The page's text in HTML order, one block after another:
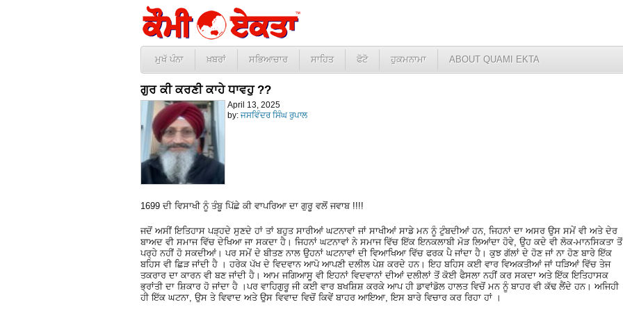
ਮੁਖੱ ਪੰਨਾ ਖ਼ਬਰਾਂ ਸਭਿਆਚਾਰ ਸਾਹਿਤ ਫੋਟੋ ਹੁਕਮਨਾਮਾ ABOUT QUAMI EKTA
ਗੁਰ ਕੀ ਕਰਣੀ ਕਾਹੇ ਧਾਵਹੁ ??
April 13, 2025
by: ਜਸਵਿੰਦਰ ਸਿੰਘ ਰੁਪਾਲ
1699 ਦੀ ਵਿਸਾਖੀ ਨੂੰ ਤੰਬੂ ਪਿੱਛੇ ਕੀ ਵਾਪਰਿਆ ਦਾ ਗੁਰੂ ਵਲੋਂ ਜਵਾਬ !!!!
ਜਦੋਂ ਅਸੀਂ ਇਤਿਹਾਸ ਪੜ੍ਹਦੇ ਸੁਣਦੇ ਹਾਂ ਤਾਂ ਬਹੁਤ ਸਾਰੀਆਂ ਘਟਨਾਵਾਂ ਜਾਂ ਸਾਖੀਆਂ ਸਾਡੇ ਮਨ ਨੂੰ ਟੁੰਬਦੀਆਂ ਹਨ, ਜਿਹਨਾਂ ਦਾ ਅਸਰ ਉਸ ਸਮੇਂ ਵੀ ਅਤੇ ਦੇਰ
ਬਾਅਦ ਵੀ ਸਮਾਜ ਵਿੱਚ ਦੇਖਿਆ ਜਾ ਸਕਦਾ ਹੈ। ਜਿਹਨਾਂ ਘਟਨਾਵਾਂ ਨੇ ਸਮਾਜ ਵਿੱਚ ਇੱਕ ਇਨਕਲਾਬੀ ਮੋੜ ਲਿਆਂਦਾ ਹੋਵੇ, ਉਹ ਕਦੇ ਵੀ ਲੋਕ-ਮਾਨਸਿਕਤਾ ਤੋਂ
ਪਰ੍ਹੇ ਨਹੀਂ ਹੋ ਸਕਦੀਆਂ। ਪਰ ਸਮੇਂ ਦੇ ਬੀਤਣ ਨਾਲ ਉਹਨਾਂ ਘਟਨਾਵਾਂ ਦੀ ਵਿਆਖਿਆ ਵਿੱਚ ਫਰਕ ਪੈ ਜਾਂਦਾ ਹੈ। ਕੁਝ ਗੱਲਾਂ ਦੇ ਹੋਣ ਜਾਂ ਨਾ ਹੋਣ ਬਾਰੇ ਇੱਕ
ਬਹਿਸ ਵੀ ਛਿੜ ਜਾਂਦੀ ਹੈ । ਹਰੇਕ ਪੱਖ ਦੇ ਵਿਦਵਾਨ ਆਪੋ ਆਪਣੀ ਦਲੀਲ ਪੇਸ਼ ਕਰਦੇ ਹਨ। ਇਹ ਬਹਿਸ ਕਈ ਵਾਰ ਵਿਅਕਤੀਆਂ ਜਾਂ ਧੜਿਆਂ ਵਿੱਚ ਤੇਜ
ਤਕਰਾਰ ਦਾ ਕਾਰਨ ਵੀ ਬਣ ਜਾਂਦੀ ਹੈ। ਆਮ ਜਗਿਆਸੂ ਵੀ ਇਹਨਾਂ ਵਿਦਵਾਨਾਂ ਦੀਆਂ ਦਲੀਲਾਂ ਤੋਂ ਕੋਈ ਫੈਸਲਾ ਨਹੀਂ ਕਰ ਸਕਦਾ ਅਤੇ ਇੱਕ ਇਤਿਹਾਸਕ
ਭ੍ਰਾਂਤੀ ਦਾ ਸ਼ਿਕਾਰ ਹੋ ਜਾਂਦਾ ਹੈ ।ਪਰ ਵਾਹਿਗੁਰੂ ਜੀ ਕਈ ਵਾਰ ਬਖਸ਼ਿਸ਼ ਕਰਕੇ ਆਪ ਹੀ ਡਾਵਾਂਡੋਲ ਹਾਲਤ ਵਿਚੋਂ ਮਨ ਨੂੰ ਬਾਹਰ ਵੀ ਕੱਢ ਲੈਂਦੇ ਹਨ। ਅਜਿਹੀ
ਹੀ ਇੱਕ ਘਟਨਾ, ਉਸ ਤੇ ਵਿਵਾਦ ਅਤੇ ਉਸ ਵਿਵਾਦ ਵਿਚੋਂ ਕਿਵੇਂ ਬਾਹਰ ਆਇਆ, ਇਸ ਬਾਰੇ ਵਿਚਾਰ ਕਰ ਰਿਹਾ ਹਾਂ ।